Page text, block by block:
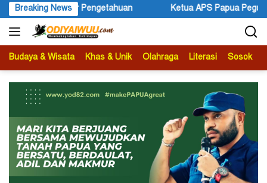
Langsung
ke
konten
Breaking NewsKetua APS Papua Pegunungan Sonni Lokobal: Kalau
Budaya & Wisata Khas & Unik Olahraga Literasi Sosok